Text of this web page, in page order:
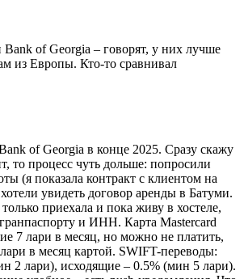
of Georgia – говорят, у них лучше
из Европы. Кто-то сравнивал
of Georgia в конце 2025. Сразу скажу
то процесс чуть дольше: попросили
(я показала контракт с клиентом на
увидеть договор аренды в Батуми.
приехала и пока живу в хостеле,
и ИНН. Карта Mastercard
7 лари в месяц, но можно не платить,
в месяц картой. SWIFT-переводы:
2 лари), исходящие – 0.5% (мин 5 лари).